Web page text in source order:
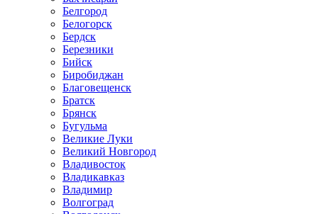
Белгород
Белогорск
Бердск
Березники
Бийск
Биробиджан
Благовещенск
Братск
Брянск
Бугульма
Великие Луки
Великий Новгород
Владивосток
Владикавказ
Владимир
Волгоград